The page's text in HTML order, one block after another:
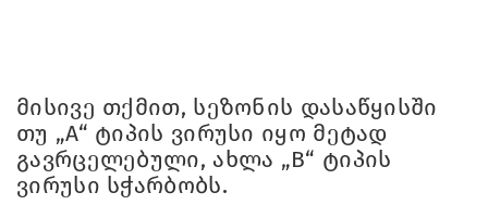
მისივე თქმით, სეზონის დასაწყისში
თუ „A“ ტიპის ვირუსი იყო მეტად
გავრცელებული, ახლა „B“ ტიპის
ვირუსი სჭარბობს.